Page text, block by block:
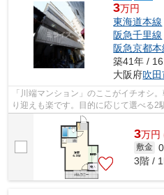
3万円
東海道本線
阪急千里線
阪急京都本
築41年 /
大阪府吹
「川端マンション」のここがイチオシ
り迎えも楽です。目的に応じて選べる2
ら、耐久性や耐震性が高いので住んでで
3万円
敷金
3階 /